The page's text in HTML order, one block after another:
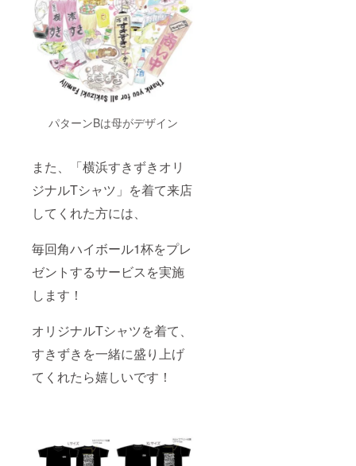
パターンBは母がデザイン
また、「横浜すきずきオリ
ジナルTシャツ」を着て来店
してくれた方には、
毎回角ハイボール1杯をプレ
ゼントするサービスを実施
します！
オリジナルTシャツを着て、
すきずきを一緒に盛り上げ
てくれたら嬉しいです！